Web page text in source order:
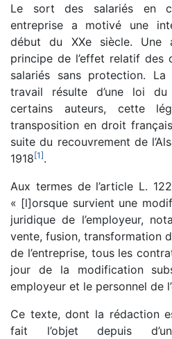
Le sort des salariés en
entreprise a motivé une
début du XXe siècle. Une
principe de l’effet relatif des
salariés sans protection.
travail résulte d’une loi
certains auteurs, cette
transposition en droit
suite du recouvrement de
1918[1].
Aux termes de l’article L.
« [l]orsque survient une
juridique de l’employeur,
vente, fusion, transformation
de l’entreprise, tous les
jour de la modification
employeur et le personnel de
Ce texte, dont la rédaction
fait l’objet depuis